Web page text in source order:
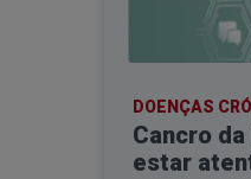
DOENÇAS
Cancro
estar